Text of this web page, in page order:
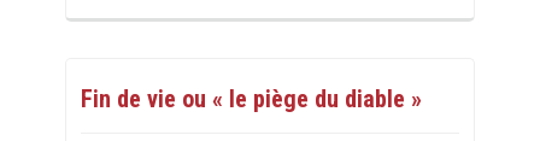
Fin de vie ou « le piège du diable »